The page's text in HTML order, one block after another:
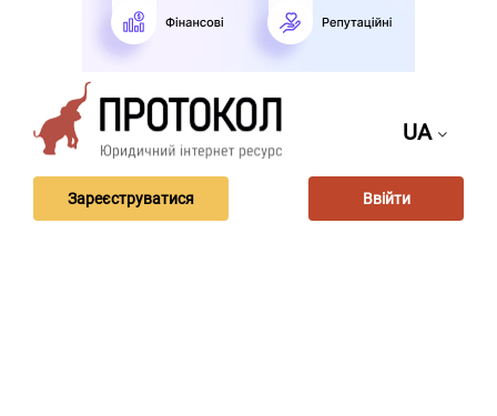
UA
Зареєструватися Ввійти